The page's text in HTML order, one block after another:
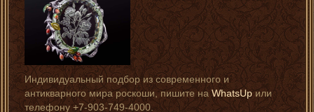
Индивидуальный подбор из современного и
антикварного мира роскоши, пишите наWhatsUpили
телефону +7-903-749-4000.